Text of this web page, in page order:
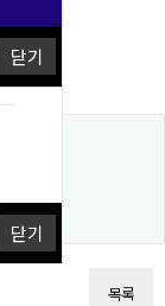
닫기
닫기
목록